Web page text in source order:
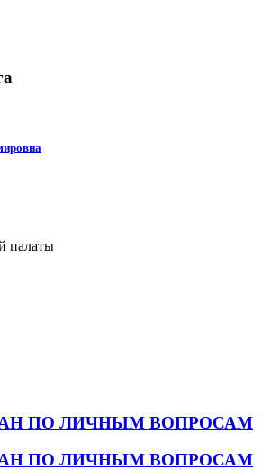
палаты
ПО ЛИЧНЫМ ВОПРОСАМ
ПО ЛИЧНЫМ ВОПРОСАМ